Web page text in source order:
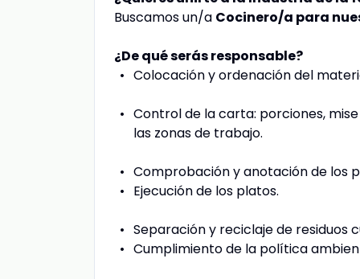
Buscamos un/a Cocinero/a para
¿De qué serás responsable?
Colocación y ordenación del
Control de la carta: porciones,
las zonas de trabajo.
Comprobación y anotación de los
Ejecución de los platos.
Separación y reciclaje de residuos
Cumplimiento de la política